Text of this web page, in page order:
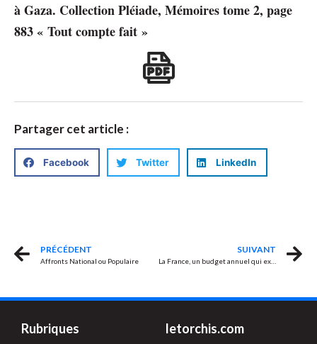
à Gaza. Collection Pléiade, Mémoires tome 2, page
883 « Tout compte fait »
Partager cet article :
Facebook Twitter LinkedIn
PRÉCÉDENT
Affronts National ou Populaire
SUIVANT
La France, un budget annuel qui explose
Rubriques letorchis.com